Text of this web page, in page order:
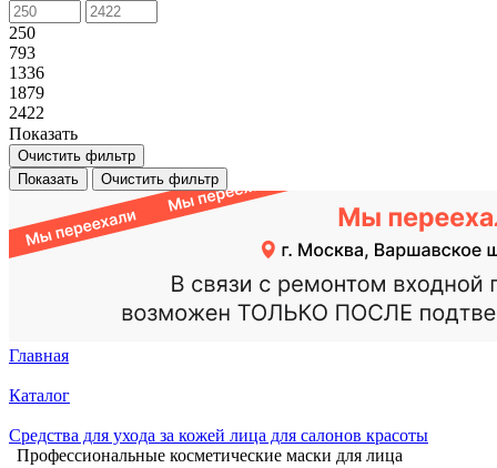
250
793
1336
1879
2422
Показать
Очистить фильтр
Показать
Очистить фильтр
Главная
Каталог
Средства для ухода за кожей лица для салонов красоты
Профессиональные косметические маски для лица